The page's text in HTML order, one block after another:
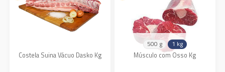
Costela Suina Vácuo Dasko Kg
500 g 1 kg
Músculo com Osso Kg